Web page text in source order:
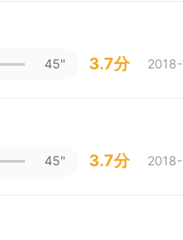
45" 3.7分
45" 3.7分